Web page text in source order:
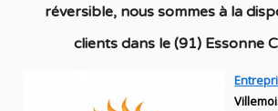
réversible, nous sommes à la
clients dansle (91) Essonne